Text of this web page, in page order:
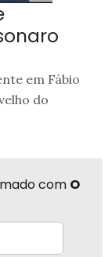
em Fábio
do
com O